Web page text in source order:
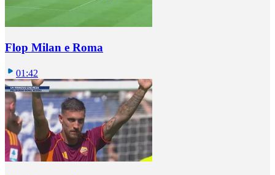
Flop Milan e Roma
01:42